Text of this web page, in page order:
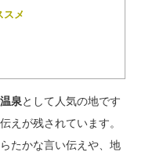
スメ
泉として人気の地です
えが残されています。
たかな言い伝えや、地